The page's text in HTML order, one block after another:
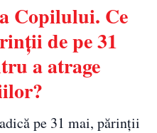
Copilului. Ce
de pe 31
a atrage
pe 31 mai, părinții